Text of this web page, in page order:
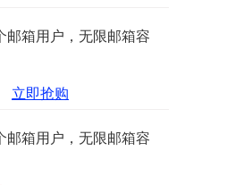
邮箱用户，无限邮箱容
立即抢购
邮箱用户，无限邮箱容